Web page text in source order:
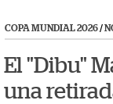
COPA MUNDIAL 2026/
El "Dibu"
una